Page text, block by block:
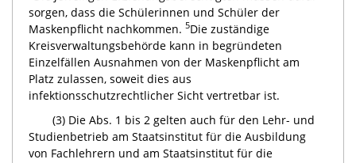
sorgen, dass die Schülerinnen und Schüler der
Maskenpflicht nachkommen. 5Die zuständige
Kreisverwaltungsbehörde kann in begründeten
Einzelfällen Ausnahmen von der Maskenpflicht am
Platz zulassen, soweit dies aus
infektionsschutzrechtlicher Sicht vertretbar ist.
(3) Die Abs. 1 bis 2 gelten auch für den Lehr- und
Studienbetrieb am Staatsinstitut für die Ausbildung
von Fachlehrern und am Staatsinstitut für die